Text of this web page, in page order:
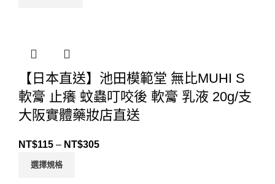
【日本直送】池田模範堂 無比MUHI S
軟膏 止癢 蚊蟲叮咬後 軟膏 乳液 20g/支
大阪實體藥妝店直送
NT$115 – NT$305
選擇規格